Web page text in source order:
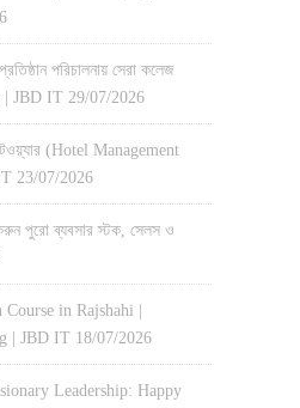
পরিচালনায় সেরা কলেজ
| JBD IT 29/07/2026
(Hotel Management
23/07/2026
পুরো ব্যবসার স্টক, সেলস ও
in Rajshahi |
| JBD IT 18/07/2026
Leadership: Happy